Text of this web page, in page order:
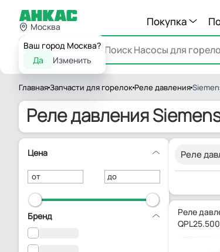
Москва
Ваш город Москва?
Да
Изменить
Покупка
Каталог
ГлавнаяЗапчасти для горелок Реле давления
Реле давления
Цена
от до
Бренд
Реле
Реле